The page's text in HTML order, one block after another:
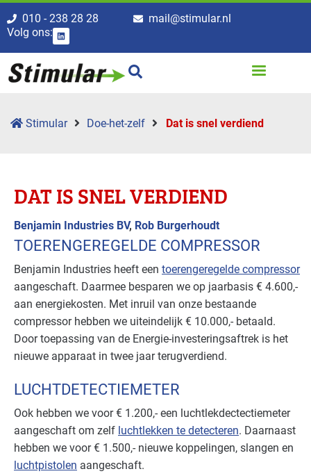
010 - 238 28 28
mail@stimular.nl
Volg ons:
Stimular Doe-het-zelf Dat is snel verdiend
DAT IS SNEL VERDIEND
Benjamin Industries BV, Rob Burgerhoudt
TOERENGEREGELDE COMPRESSOR
Benjamin Industries heeft een toerengeregelde compressor
aangeschaft. Daarmee besparen we op jaarbasis € 4.600,-
aan energiekosten. Met inruil van onze bestaande
compressor hebben we uiteindelijk € 10.000,- betaald.
Door toepassing van de Energie-investeringsaftrek is het
nieuwe apparaat in twee jaar terugverdiend.
LUCHTDETECTIEMETER
Ook hebben we voor € 1.200,- een luchtlekdectectiemeter
aangeschaft om zelf luchtlekken te detecteren. Daarnaast
hebben we voor € 1.500,- nieuwe koppelingen, slangen en
luchtpistolen aangeschaft.